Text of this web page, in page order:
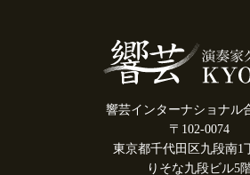
響芸インターナショナル
〒102-0074
東京都千代田区九段南1
りそな九段ビル5